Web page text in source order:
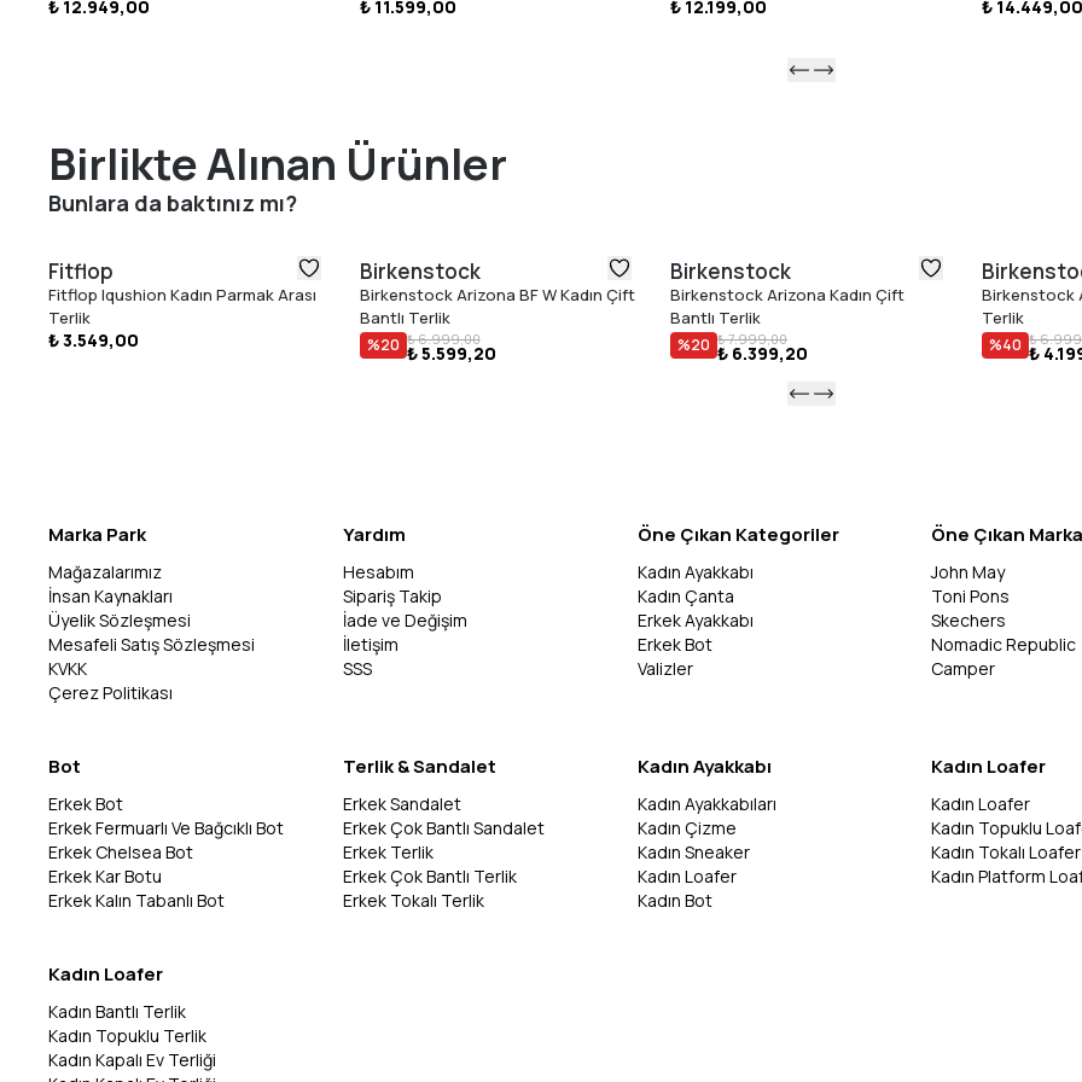
kapakta
₺ 12.949,00 ₺ 11.599,00 ₺ 12.199,00 ₺ 14.449,00
Birlikte Alınan Ürünler
Bunlara da baktınız mı?
Fitflop
Fitflop Iqushion Kadın Parmak Arası
Terlik
₺ 3.549,00
Birkenstock
Birkenstock Arizona BF W Kadın Çift
Bantlı Terlik
%20 ₺ 6.999,00
₺ 5.599,20
Birkenstock
Birkenstock Arizona Kadın Çift
Bantlı Terlik
%20 ₺ 7.999,00
₺ 6.399,20
Birkenstock
Terlik
%40 ₺
₺
Marka Park
Mağazalarımız
İnsan Kaynakları
Üyelik Sözleşmesi
Mesafeli Satış Sözleşmesi
KVKK
Çerez Politikası
Yardım
Hesabım
Sipariş Takip
İade ve Değişim
İletişim
SSS
Öne Çıkan Kategoriler
Kadın Ayakkabı
Kadın Çanta
Erkek Ayakkabı
Erkek Bot
Valizler
Öne Çıkan
John May
Toni Pons
Skechers
Nomadic Republic
Camper
Bot
Erkek Bot
Erkek Fermuarlı Ve Bağcıklı Bot
Erkek Chelsea Bot
Erkek Kar Botu
Erkek Kalın Tabanlı Bot
Terlik & Sandalet
Erkek Sandalet
Erkek Çok Bantlı Sandalet
Erkek Terlik
Erkek Çok Bantlı Terlik
Erkek Tokalı Terlik
Kadın Ayakkabı
Kadın Ayakkabıları
Kadın Çizme
Kadın Sneaker
Kadın Loafer
Kadın Bot
Kadın Loafer
Kadın Loafer
Kadın Topuklu
Kadın Tokalı Loafer
Kadın Platform
Kadın Loafer
Kadın Bantlı Terlik
Kadın Topuklu Terlik
Kadın Kapalı Ev Terliği